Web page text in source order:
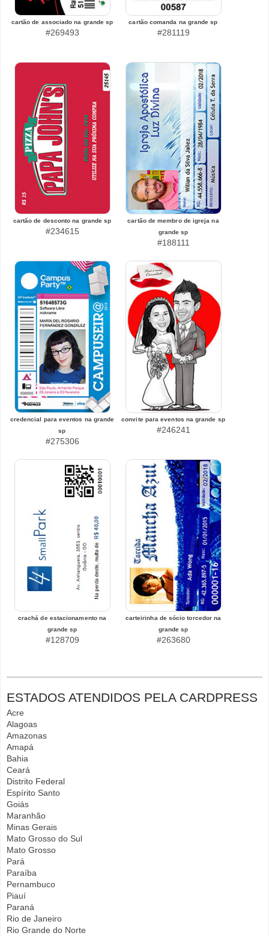
cartão de associado na grande sp
#269493
cartão comanda na grande sp
#281119
cartão de desconto na grande sp
#234615
cartão de membro de igreja na
grande sp
#188111
credencial para eventos na grande
sp
#275306
convite para eventos na grande sp
#246241
crachá de estacionamento na
grande sp
#128709
carteirinha de sócio torcedor na
grande sp
#263680
ESTADOS ATENDIDOS PELA CARDPRESS
Acre
Alagoas
Amazonas
Amapá
Bahia
Ceará
Distrito Federal
Espírito Santo
Goiás
Maranhão
Minas Gerais
Mato Grosso do Sul
Mato Grosso
Pará
Paraíba
Pernambuco
Piauí
Paraná
Rio de Janeiro
Rio Grande do Norte